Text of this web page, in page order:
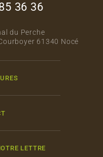
36 36
du Perche
61340 Nocé
LETTRE